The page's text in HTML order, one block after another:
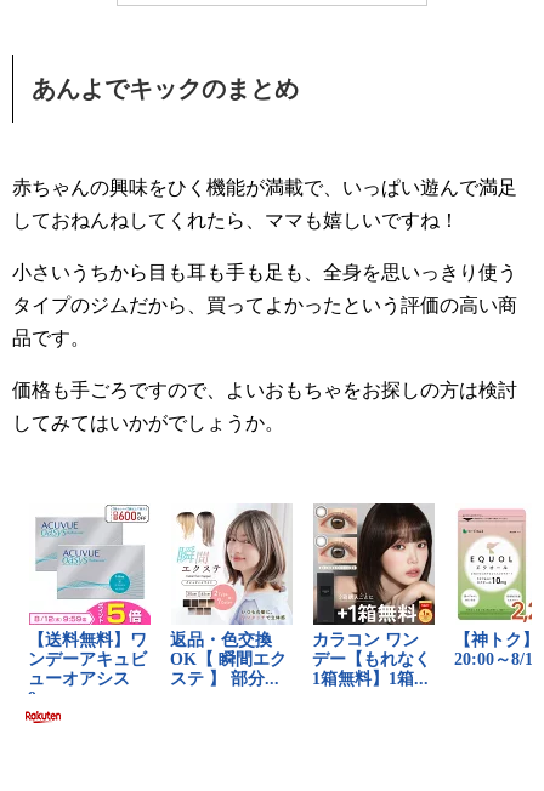
あんよでキックのまとめ
赤ちゃんの興味をひく機能が満載で、いっぱい遊んで満足
しておねんねしてくれたら、ママも嬉しいですね！
小さいうちから目も耳も手も足も、全身を思いっきり使う
タイプのジムだから、買ってよかったという評価の高い商
品です。
価格も手ごろですので、よいおもちゃをお探しの方は検討
してみてはいかがでしょうか。